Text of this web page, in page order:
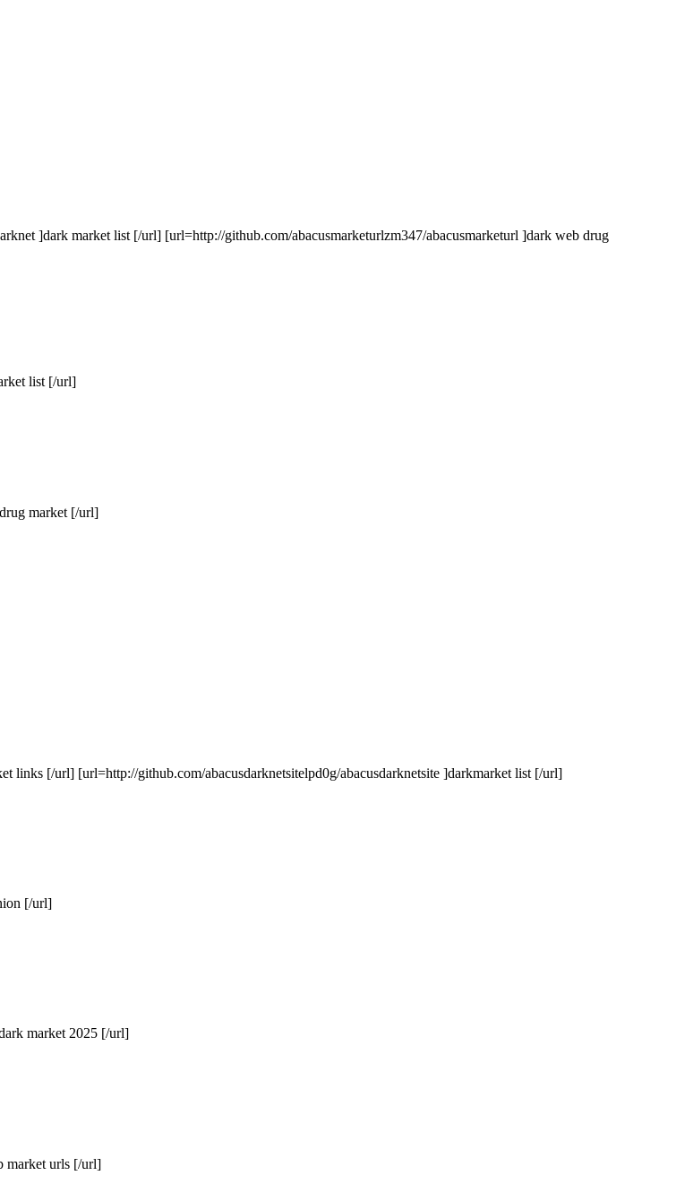
]dark market list [/url] [url=http://github.com/abacusmarketurlzm347/abacusmarketurl ]dark web drug
list [/url]
market [/url]
[/url] [url=http://github.com/abacusdarknetsitelpd0g/abacusdarknetsite ]darkmarket list [/url]
[/url]
market 2025 [/url]
market urls [/url]